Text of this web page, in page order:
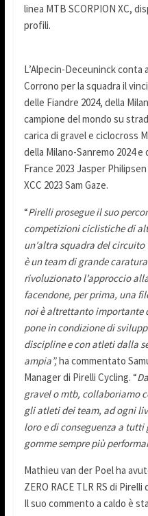
linea MTB SCORPION XC,
profili.
L’Alpecin-Deceuninck conta
Corrono per la squadra il
delle Fiandre 2024, della
campione del mondo su
carica di gravel e ciclocross
della Milano-Sanremo 2024
France 2023 Jasper
XCC 2023 Sam Gaze.
“Pirelli prosegue il suo
competizioni ciclistiche di
un’altra squadra del
è un team di grande
rivoluzionato l’approccio
facendone, per prima, una
noi è altrettanto importante
pone in condizione di
discipline e con atleti dalla
ampia”,ha commentato
Manager di Pirelli Cycling. “
gravel o mtb, collaboriamo
gli atleti dei team, ad ogni
loro e di conseguenza a
gomme sempre più
Mathieu van der Poel ha
ZERO RACE TLR RS di
Il suo commento a caldo è